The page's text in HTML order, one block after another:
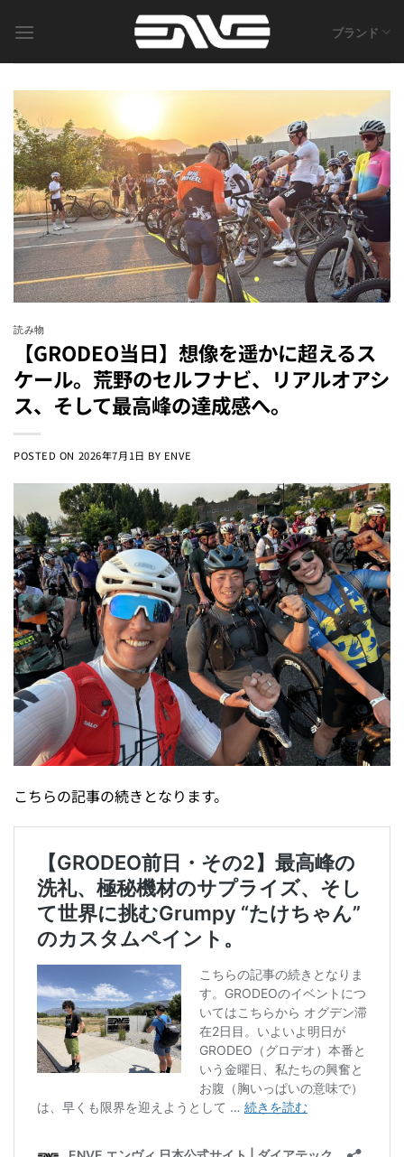
ブランド
読み物
【GRODEO当日】想像を遥かに超えるス
ケール。荒野のセルフナビ、リアルオアシ
ス、そして最高峰の達成感へ。
POSTED ON 2026年7月1日 BY ENVE
こちらの記事の続きとなります。